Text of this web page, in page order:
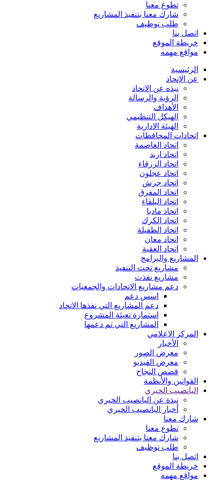
تطوع معنا
شارك معنا بتنفيذ المشاريع
طلب توظيف
اتصل بنا
خريطة الموقع
مواقع مهمه
الرئيسية
عن الإتحاد
نبذه عن الاتحاد
الرؤية والرسالة
الأهداف
الهيكل التنظيمي
الهيئة الادارية
اتحادات المحافظات
اتحاد العاصمة
اتحاد اربد
اتحاد الزرقاء
اتحاد عجلون
اتحاد جرش
اتحاد المفرق
اتحاد البلقاء
اتحاد مادبا
اتحاد الكرك
اتحاد الطفيلة
اتحاد معان
اتحاد العقبة
المشاريع والبرامج
مشاريع تحت التنفيذ
مشاريع نفذت
دعم مشاريع الاتحادات والجمعيات
اسس دعم
دعم المشاريع التي نفذها الاتحاد
استمارة تعبئة المشروع
المشاريع التي تم دعمها
المركز الاعلامي
الأخبار
معرض الصور
معرض الفيديو
قصص النجاح
القوانين والأنظمة
اليانصيب الخيري
نبذة عن اليانصيب الخيري
أخبار اليانصيب الخيري
شارك معنا
تطوع معنا
شارك معنا بتنفيذ المشاريع
طلب توظيف
اتصل بنا
خريطة الموقع
مواقع مهمه